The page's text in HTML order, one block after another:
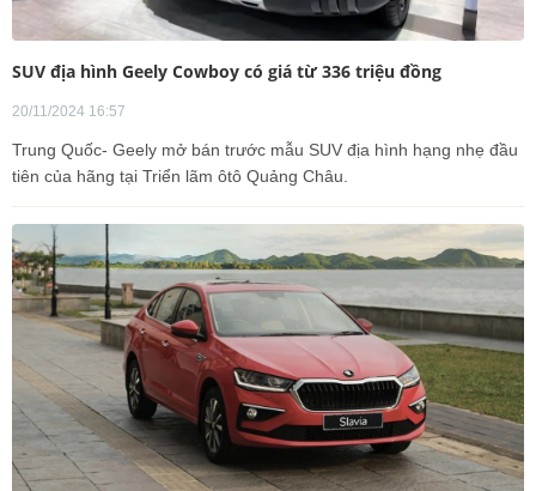
SUV địa hình Geely Cowboy có giá từ 336 triệu đồng
20/11/2024 16:57
Trung Quốc- Geely mở bán trước mẫu SUV địa hình hạng nhẹ đầu
tiên của hãng tại Triển lãm ôtô Quảng Châu.